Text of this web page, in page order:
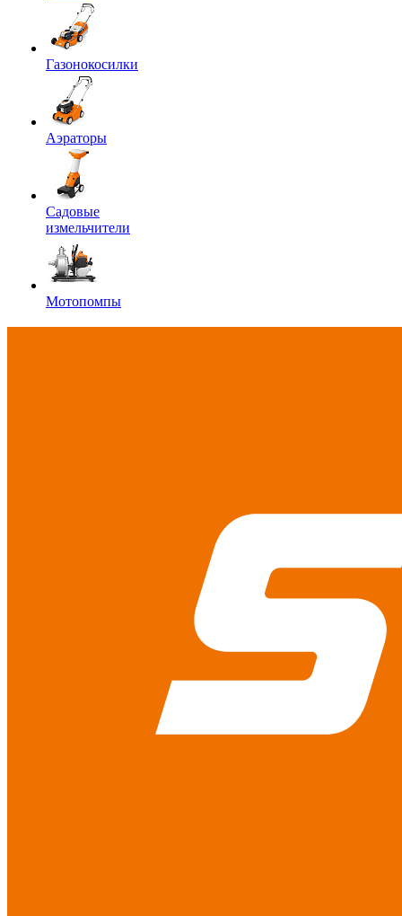
Газонокосилки
Аэраторы
Садовые
измельчители
Мотопомпы